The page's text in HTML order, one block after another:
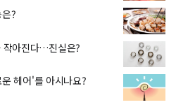
?
작아진다…진실은?
헤어'를 아시나요?